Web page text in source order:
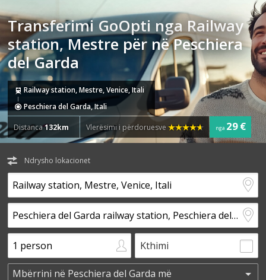
Transferimi GoOpti nga Railway
station, Mestre për në Peschiera
del Garda
Railway station, Mestre, Venice, Itali
Peschiera del Garda, Itali
Distanca132km Vlerësimi i përdoruesve nga 29 €
Ndrysho lokacionet
Kthimi